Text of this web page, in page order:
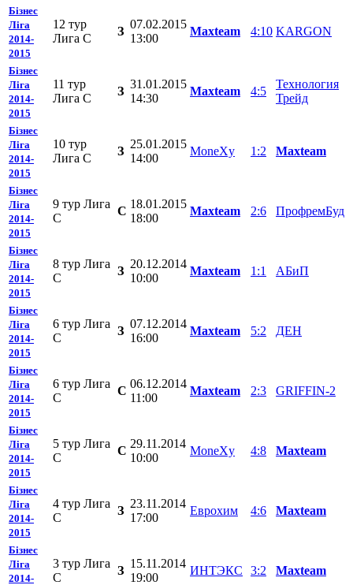
Бізнес
Ліга
2014-
2015
12 тур
Лига С
З
07.02.2015
13:00
Mаxteam 4:10 KARGON
Бізнес
Ліга
2014-
2015
11 тур
Лига С
З
31.01.2015
14:30
Mаxteam 4:5
Технология
Трейд
Бізнес
Ліга
2014-
2015
10 тур
Лига С
З
25.01.2015
14:00
MoneXy 1:2 Mаxteam
Бізнес
Ліга
2014-
2015
9 тур Лига
С
C
18.01.2015
18:00
Mаxteam 2:6 ПрофремБуд
Бізнес
Ліга
2014-
2015
8 тур Лига
С
З
20.12.2014
10:00
Mаxteam 1:1 АБиП
Бізнес
Ліга
2014-
2015
6 тур Лига
С
З
07.12.2014
16:00
Mаxteam 5:2 ДЕН
Бізнес
Ліга
2014-
2015
6 тур Лига
С
C
06.12.2014
11:00
Mаxteam 2:3 GRIFFIN-2
Бізнес
Ліга
2014-
2015
5 тур Лига
С
C
29.11.2014
10:00
MoneXy 4:8 Mаxteam
Бізнес
Ліга
2014-
2015
4 тур Лига
С
З
23.11.2014
17:00
Еврохим 4:6 Mаxteam
Бізнес
Ліга
2014-
3 тур Лига
С
З
15.11.2014
19:00
ИНТЭКС 3:2 Mаxteam